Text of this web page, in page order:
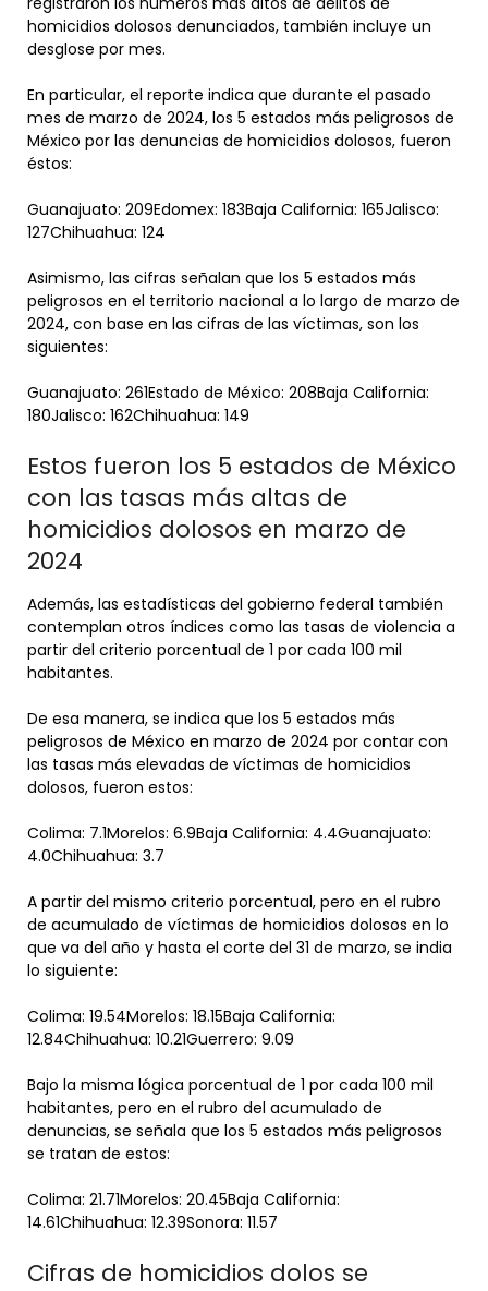
homicidios dolosos denunciados, también incluye un
desglose por mes.
En particular, el reporte indica que durante el pasado
mes de marzo de 2024, los 5 estados más peligrosos de
México por las denuncias de homicidios dolosos, fueron
éstos:
Guanajuato: 209Edomex: 183Baja California: 165Jalisco:
127Chihuahua: 124
Asimismo, las cifras señalan que los 5 estados más
peligrosos en el territorio nacional a lo largo de marzo de
2024, con base en las cifras de las víctimas, son los
siguientes:
Guanajuato: 261Estado de México: 208Baja California:
180Jalisco: 162Chihuahua: 149
Estos fueron los 5 estados de México
con las tasas más altas de
homicidios dolosos en marzo de
2024
Además, las estadísticas del gobierno federal también
contemplan otros índices como las tasas de violencia a
partir del criterio porcentual de 1 por cada 100 mil
habitantes.
De esa manera, se indica que los 5 estados más
peligrosos de México en marzo de 2024 por contar con
las tasas más elevadas de víctimas de homicidios
dolosos, fueron estos:
Colima: 7.1Morelos: 6.9Baja California: 4.4Guanajuato:
4.0Chihuahua: 3.7
A partir del mismo criterio porcentual, pero en el rubro
de acumulado de víctimas de homicidios dolosos en lo
que va del año y hasta el corte del 31 de marzo, se india
lo siguiente:
Colima: 19.54Morelos: 18.15Baja California:
12.84Chihuahua: 10.21Guerrero: 9.09
Bajo la misma lógica porcentual de 1 por cada 100 mil
habitantes, pero en el rubro del acumulado de
denuncias, se señala que los 5 estados más peligrosos
se tratan de estos:
Colima: 21.71Morelos: 20.45Baja California:
14.61Chihuahua: 12.39Sonora: 11.57
Cifras de homicidios dolos se